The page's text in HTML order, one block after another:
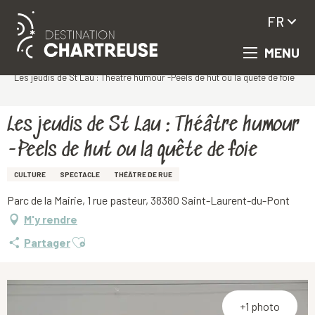
Aller
contenu
MENU
FR
Les jeudis de St Lau : Théâtre humour -Peels de hut ou la quête de foie
Les jeudis de St Lau : Théâtre humour
-Peels de hut ou la quête de foie
CULTURE SPECTACLE THÉÂTRE DE RUE
Parc de la Mairie, 1 rue pasteur, 38380 Saint-Laurent-du-Pont
M'y rendre
PartagerAjouter aux favoris
+1 photo